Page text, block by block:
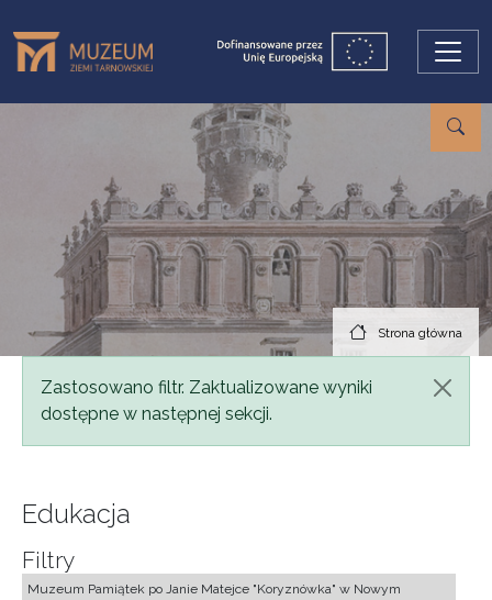
Strona główna
Komunikat
Zastosowano filtr. Zaktualizowane wyniki
dostępne w następnej sekcji.
Edukacja
Filtry
Muzeum Pamiątek po Janie Matejce "Koryznówka" w Nowym